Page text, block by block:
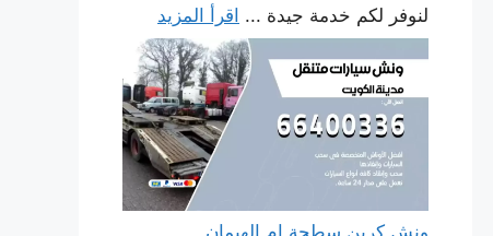
لنوفر لكم خدمة جيدة ... اقرأ المزيد
ونش كرين سطحة ام الهيمان